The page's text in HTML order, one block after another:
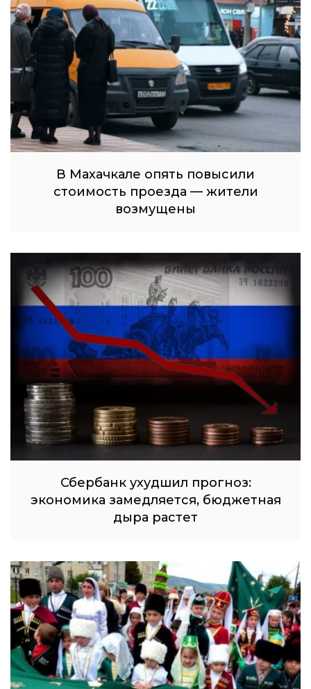
В Махачкале опять повысили
стоимость проезда — жители
возмущены
Сбербанк ухудшил прогноз:
экономика замедляется, бюджетная
дыра растет